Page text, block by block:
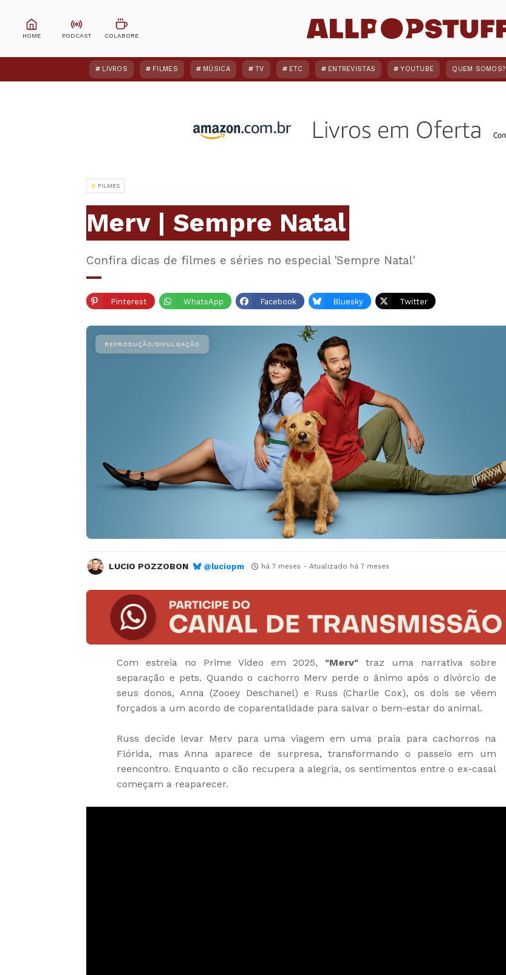
LIVROS FILMES MÚSICA TV ETC ENTREVISTAS YOUTUBE QUEM SOMOS?
FILMES
Merv | Sempre Natal
Confira dicas de filmes e séries no especial 'Sempre Natal'
Pinterest WhatsApp Facebook Bluesky Twitter
LUCIO POZZOBON @luciopm há 7 meses - Atualizado há 7 meses
Com estreia no Prime Video em 2025, "Merv" traz uma narrativa sobre
separação e pets. Quando o cachorro Merv perde o ânimo após o divórcio de
seus donos, Anna (Zooey Deschanel) e Russ (Charlie Cox), os dois se vêem
forçados a um acordo de coparentalidade para salvar o bem-estar do animal.
Russ decide levar Merv para uma viagem em uma praia para cachorros na
Flórida, mas Anna aparece de surpresa, transformando o passeio em um
reencontro. Enquanto o cão recupera a alegria, os sentimentos entre o ex-casal
começam a reaparecer.